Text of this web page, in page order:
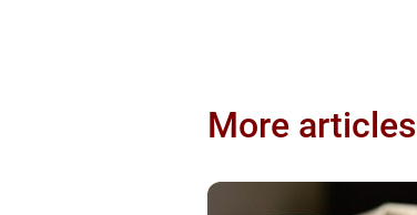
More articles